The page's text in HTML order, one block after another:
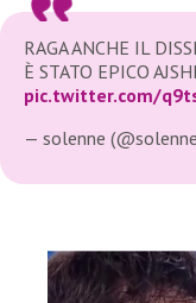
RAGA ANCHE IL
È STATO EPICO
pic.twitter.com/
— solenne